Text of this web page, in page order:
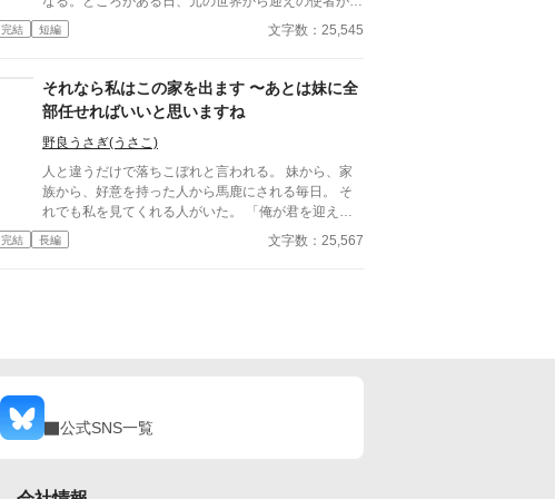
って来た。盾の神獣の加護を受けるカーラがいなくな
ったことで、王国の守りの力が弱まり、凶悪モンスタ
しいと言うのだ。カーラは日本の便利グッズを手にチ
ート能力でモンスターと戦うのだが…
完結 短編 文字数：25,545
それなら私はこの家を出ます 〜あとは妹に全
部任せればいいと思いますね
野良うさぎ(うさこ)
人と違うだけで落ちこぼれと言われる。 妹から、家
族から、好意を持った人から馬鹿にされる毎日。 そ
れでも私を見てくれる人がいた。 「俺が君を迎えに
いく」 これは、落ちこぼれと言われた私が、極悪当
主と婚約させられそうになったと思ったら、運命の人
完結 長編 文字数：25,567
公式SNS一覧